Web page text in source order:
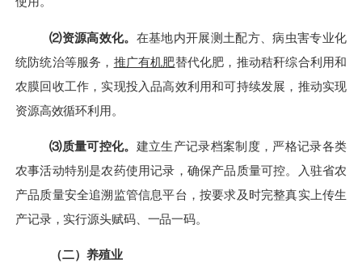
⑵资源高效化。 在基地内开展测土配方、病虫害专业化
统防统治等服务， 推广有机肥替代化肥，推动秸秆综合利用和
农膜回收工作，实现投入品高效利用和可持续发展，推动实现
资源高效循环利用。
⑶质量可控化。 建立生产记录档案制度，严格记录各类
农事活动特别是农药使用记录，确保产品质量可控。入驻省农
产品质量安全追溯监管信息平台，按要求及时完整真实上传生
产记录，实行源头赋码、一品一码。
（二）养殖业